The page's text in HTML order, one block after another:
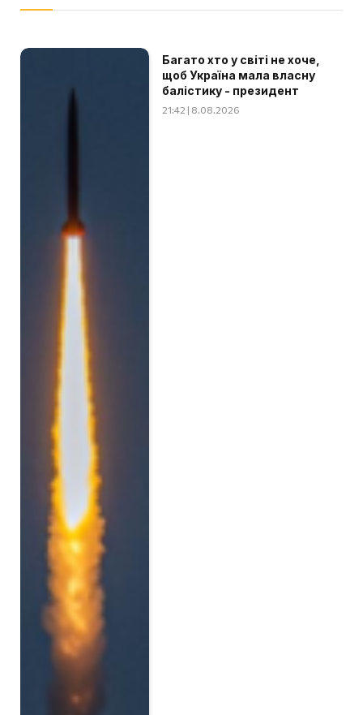
Багато хто у світі не хоче,
щоб Україна мала власну
балістику - президент
21:42 | 8.08.2026